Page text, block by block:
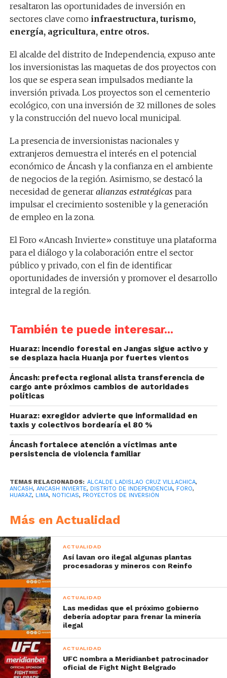
resaltaron las oportunidades de inversión en
sectores clave como infraestructura, turismo,
energía, agricultura, entre otros.
El alcalde del distrito de Independencia, expuso ante
los inversionistas las maquetas de dos proyectos con
los que se espera sean impulsados mediante la
inversión privada. Los proyectos son el cementerio
ecológico, con una inversión de 32 millones de soles
y la construcción del nuevo local municipal.
La presencia de inversionistas nacionales y
extranjeros demuestra el interés en el potencial
económico de Áncash y la confianza en el ambiente
de negocios de la región. Asimismo, se destacó la
necesidad de generar alianzas estratégicas para
impulsar el crecimiento sostenible y la generación
de empleo en la zona.
El Foro «Ancash Invierte» constituye una plataforma
para el diálogo y la colaboración entre el sector
público y privado, con el fin de identificar
oportunidades de inversión y promover el desarrollo
integral de la región.
También te puede interesar...
Huaraz: incendio forestal en Jangas sigue activo y
se desplaza hacia Huanja por fuertes vientos
Áncash: prefecta regional alista transferencia de
cargo ante próximos cambios de autoridades
políticas
Huaraz: exregidor advierte que informalidad en
taxis y colectivos bordearía el 80 %
Áncash fortalece atención a víctimas ante
persistencia de violencia familiar
TEMAS RELACIONADOS: ALCALDE LADISLAO CRUZ VILLACHICA,
ANCASH, ANCASH INVIERTE, DISTRITO DE INDEPENDENCIA, FORO,
HUARAZ, LIMA, NOTICIAS, PROYECTOS DE INVERSIÓN
Más en Actualidad
ACTUALIDAD
Así lavan oro ilegal algunas plantas
procesadoras y mineros con Reinfo
ACTUALIDAD
Las medidas que el próximo gobierno
debería adoptar para frenar la minería
ilegal
ACTUALIDAD
UFC nombra a Meridianbet patrocinador
oficial de Fight Night Belgrado